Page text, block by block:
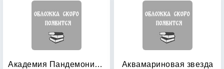
Академия Пандемониум: Королевский Зодиак Аквамариновая звезда